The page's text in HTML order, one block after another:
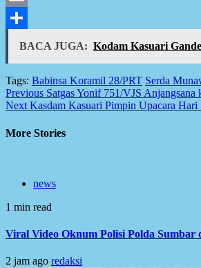
Email
Share
BACA JUGA: Kodam Kasuari
Tags: Babinsa Koramil 28/PRT Serda
Post
navigation
Previous Satgas Yonif 751/VJS
Next Kasdam Kasuari Pimpin Upacara
More Stories
news
1 min read
Viral Video Oknum Polisi Polda Sumbar
2 jam ago redaksi